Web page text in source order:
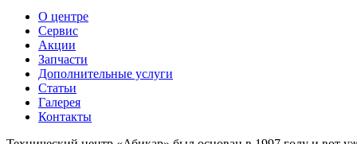
О центре
Сервис
Акции
Запчасти
Дополнительные услуги
Статьи
Галерея
Контакты